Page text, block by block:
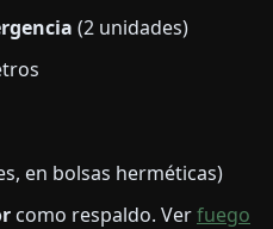
(2 unidades)
en bolsas herméticas)
como respaldo. Verfuego